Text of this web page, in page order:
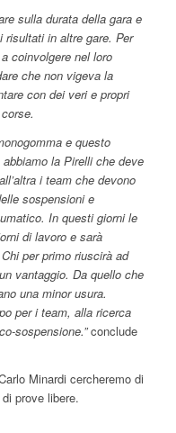
sulla durata della gara e
in altre gare. Per
coinvolgere nel loro
che non vigeva la
con dei veri e propri
e questo
la Pirelli che deve
i team che devono
sospensioni e
In questi giorni le
di lavoro e sarà
per primo riuscirà ad
vantaggio. Da quello che
una minor usura.
per i team, alla ricerca
sospensione.”conclude
Minardi cercheremo di
prove libere.